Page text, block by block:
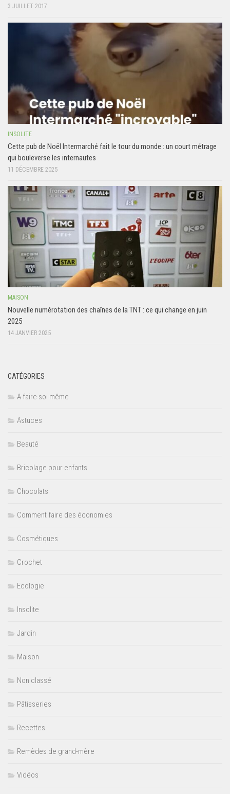
3 JUILLET 2017
INSOLITE
Cette pub de Noël Intermarché fait le tour du monde : un court métrage
qui bouleverse les internautes
11 DÉCEMBRE 2025
MAISON
Nouvelle numérotation des chaînes de la TNT : ce qui change en juin
2025
14 JANVIER 2025
CATÉGORIES
A faire soi même
Astuces
Beauté
Bricolage pour enfants
Chocolats
Comment faire des économies
Cosmétiques
Crochet
Ecologie
Insolite
Jardin
Maison
Non classé
Pâtisseries
Recettes
Remèdes de grand-mère
Vidéos